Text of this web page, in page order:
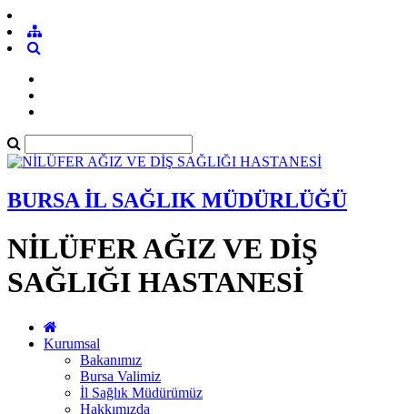
BURSA İL SAĞLIK MÜDÜRLÜĞÜ
NİLÜFER AĞIZ VE DİŞ
SAĞLIĞI HASTANESİ
Kurumsal
Bakanımız
Bursa Valimiz
İl Sağlık Müdürümüz
Hakkımızda